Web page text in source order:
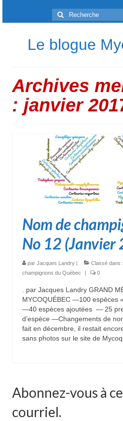
Rechercher
:
Le blogue
Archives
: janvier
Nom de
No 12 (Janvier
par Jacques Landry Classé dans :
champignons du Québec
0
. par Jacques Landry GRAND
MYCOQUÉBEC —100 espèces
—40 espèces ajoutées — 25
d’espèce —Changements de
fait en décembre, il restait
sans photos sur le site de
Abonnez-vous à
courriel.